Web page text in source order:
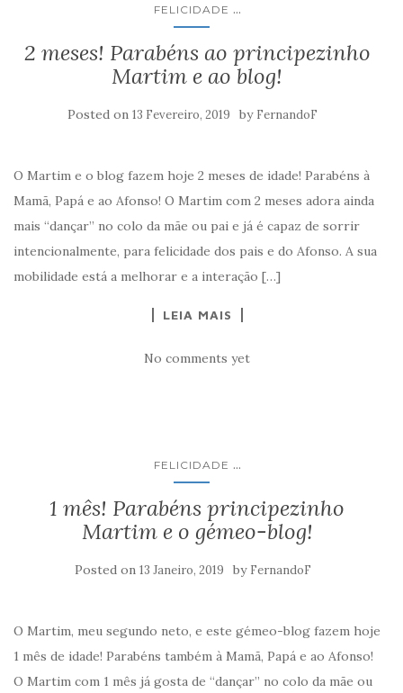
FELICIDADE ...
2 meses! Parabéns ao principezinho
Martim e ao blog!
Posted on 13 Fevereiro, 2019 by FernandoF
O Martim e o blog fazem hoje 2 meses de idade! Parabéns à
Mamã, Papá e ao Afonso! O Martim com 2 meses adora ainda
mais “dançar” no colo da mãe ou pai e já é capaz de sorrir
intencionalmente, para felicidade dos pais e do Afonso. A sua
mobilidade está a melhorar e a interação […]
LEIA MAIS
No comments yet
FELICIDADE ...
1 mês! Parabéns principezinho
Martim e o gémeo-blog!
Posted on 13 Janeiro, 2019 by FernandoF
O Martim, meu segundo neto, e este gémeo-blog fazem hoje
1 mês de idade! Parabéns também à Mamã, Papá e ao Afonso!
O Martim com 1 mês já gosta de “dançar” no colo da mãe ou